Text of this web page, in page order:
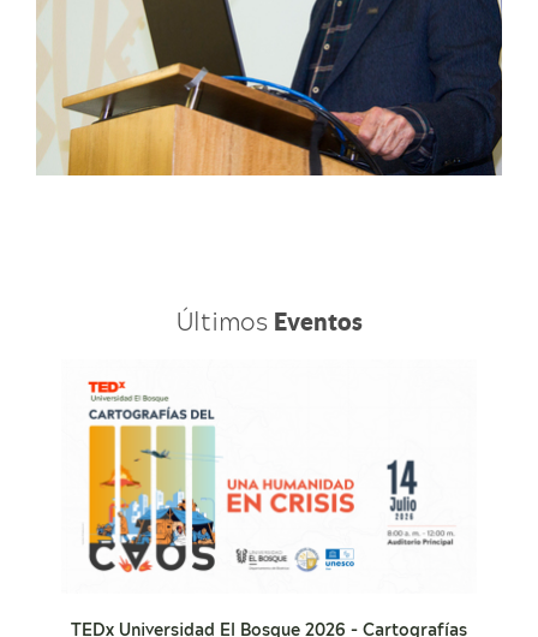
Últimos Eventos
TEDx Universidad El Bosque 2026 - Cartografías